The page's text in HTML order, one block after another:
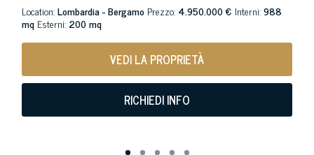
Location:Lombardia - Bergamo Prezzo: 4.950.000 € Interni:988
mq Esterni: 200 mq
VEDI LA PROPRIETÀ
RICHIEDI INFO